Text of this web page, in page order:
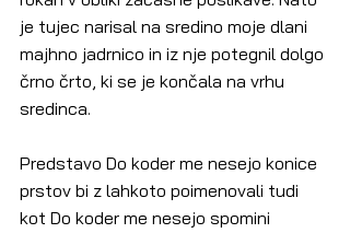
je tujec narisal na sredino moje dlani
majhno jadrnico in iz nje potegnil dolgo
črno črto, ki se je končala na vrhu
sredinca.
Predstavo Do koder me nesejo konice
prstov bi z lahkoto poimenovali tudi
kot Do koder me nesejo spomini